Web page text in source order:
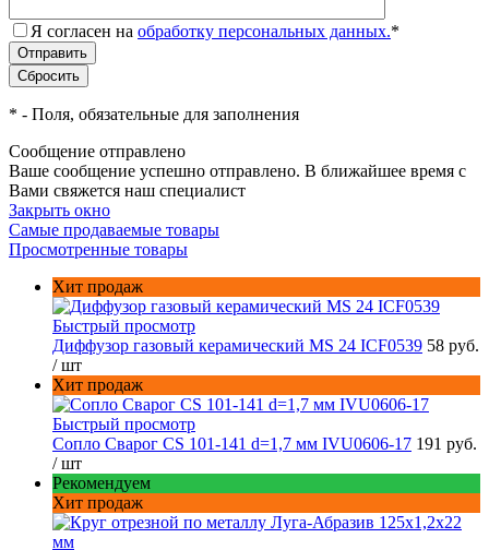
Я согласен на обработку персональных данных.*
* - Поля, обязательные для заполнения
Сообщение отправлено
Ваше сообщение успешно отправлено. В ближайшее время с
Вами свяжется наш специалист
Закрыть окно
Самые продаваемые товары
Просмотренные товары
Хит продаж
Быстрый просмотр
Диффузор газовый керамический MS 24 ICF0539 58 руб.
/ шт
Хит продаж
Быстрый просмотр
Сопло Сварог CS 101-141 d=1,7 мм IVU0606-17 191 руб.
/ шт
Рекомендуем
Хит продаж